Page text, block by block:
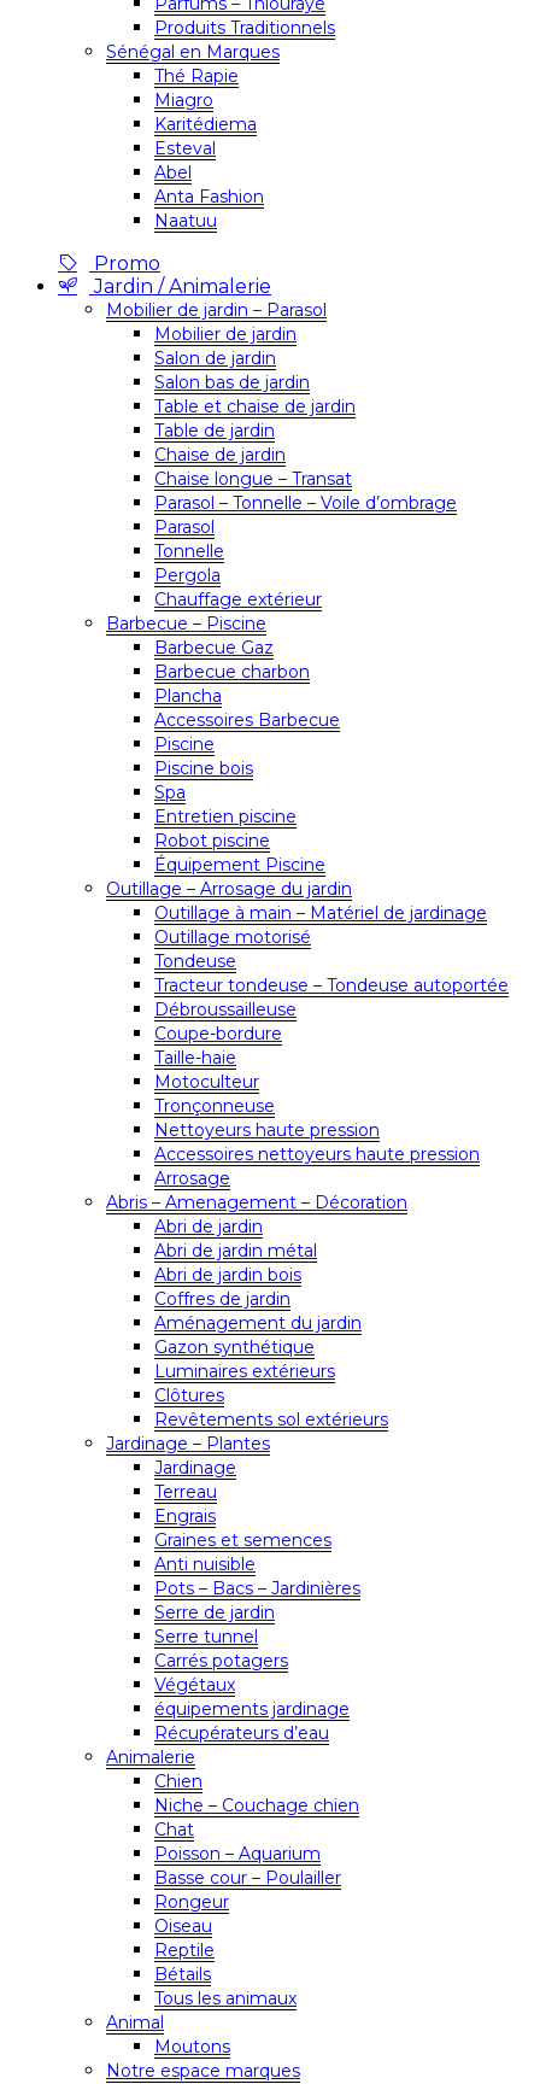
Produits Traditionnels
Sénégal en Marques
Thé Rapie
Miagro
Karitédiema
Esteval
Abel
Anta Fashion
Naatuu
Promo
Jardin / Animalerie
Mobilier de jardin – Parasol
Mobilier de jardin
Salon de jardin
Salon bas de jardin
Table et chaise de jardin
Table de jardin
Chaise de jardin
Chaise longue – Transat
Parasol – Tonnelle – Voile d’ombrage
Parasol
Tonnelle
Pergola
Chauffage extérieur
Barbecue – Piscine
Barbecue Gaz
Barbecue charbon
Plancha
Accessoires Barbecue
Piscine
Piscine bois
Spa
Entretien piscine
Robot piscine
Équipement Piscine
Outillage – Arrosage du jardin
Outillage à main – Matériel de jardinage
Outillage motorisé
Tondeuse
Tracteur tondeuse – Tondeuse autoportée
Débroussailleuse
Coupe-bordure
Taille-haie
Motoculteur
Tronçonneuse
Nettoyeurs haute pression
Accessoires nettoyeurs haute pression
Arrosage
Abris – Amenagement – Décoration
Abri de jardin
Abri de jardin métal
Abri de jardin bois
Coffres de jardin
Aménagement du jardin
Gazon synthétique
Luminaires extérieurs
Clôtures
Revêtements sol extérieurs
Jardinage – Plantes
Jardinage
Terreau
Engrais
Graines et semences
Anti nuisible
Pots – Bacs – Jardinières
Serre de jardin
Serre tunnel
Carrés potagers
Végétaux
équipements jardinage
Récupérateurs d’eau
Animalerie
Chien
Niche – Couchage chien
Chat
Poisson – Aquarium
Basse cour – Poulailler
Rongeur
Oiseau
Reptile
Bétails
Tous les animaux
Animal
Moutons
Notre espace marques